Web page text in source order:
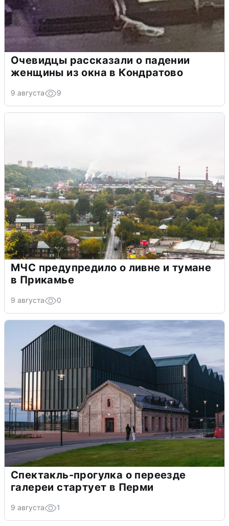
Очевидцы рассказали о падении
женщины из окна в Кондратово
9 августа 9
МЧС предупредило о ливне и тумане
в Прикамье
9 августа 0
Спектакль-прогулка о переезде
галереи стартует в Перми
9 августа 1